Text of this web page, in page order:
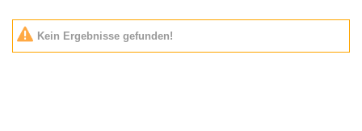
Kein Ergebnisse gefunden!